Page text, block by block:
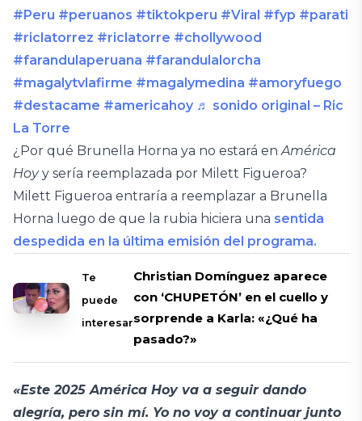
#Peru #peruanos #tiktokperu #Viral #fyp #parati
#riclatorrez #riclatorre #chollywood
#farandulaperuana #farandulalorcha
#magalytvlafirme #magalymedina #amoryfuego
#destacame #americahoy ♬ sonido original – Ric
La Torre
¿Por qué Brunella Horna ya no estará enAmérica
Hoyy sería reemplazada por Milett Figueroa?
Milett Figueroa entraría a reemplazar a Brunella
Horna luego de que la rubia hiciera una sentida
despedida en la última emisión del programa.
Te
puede
interesar
Christian Domínguez aparece
con ‘CHUPETÓN’ en el cuello y
sorprende a Karla: «¿Qué ha
pasado?»
«Este 2025 América Hoy va a seguir dando
alegría, pero sin mí. Yo no voy a continuar junto